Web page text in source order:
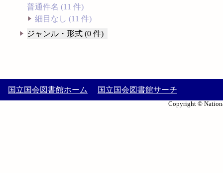
普通件名 (11 件)
細目なし (11 件)
ジャンル・形式 (0 件)
国立国会図書館ホーム 国立国会図書館サーチ
Copyright ©